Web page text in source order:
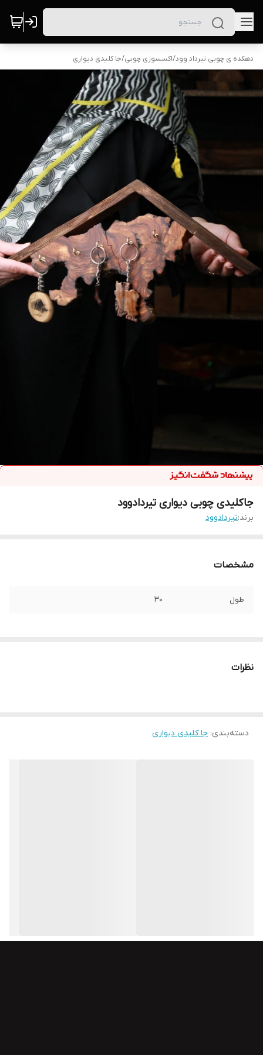
دهکده ی چوبی تیرداد وود/اکسسوری چوبی/جا کلیدی دیواری
جاکلیدی چوبی دیواری تیردادوود
برند:تیردادوود
مشخصات
طول 30
نظرات
دسته‌بندی: جا کلیدی دیواری